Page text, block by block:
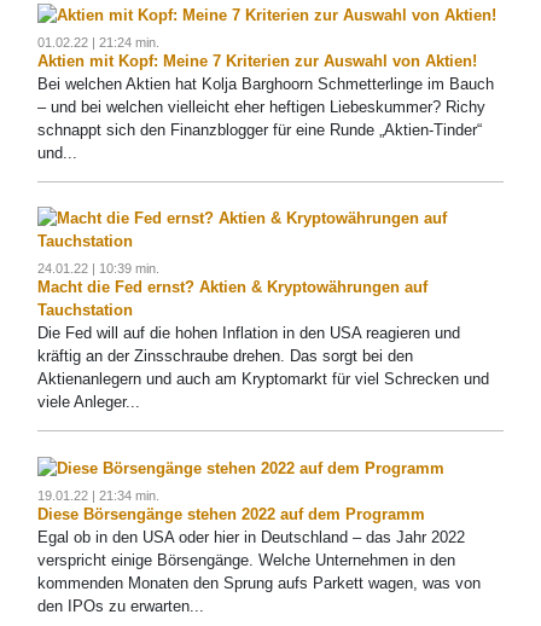
01.02.22 | 21:24 min.
Aktien mit Kopf: Meine 7 Kriterien zur Auswahl von Aktien!
Bei welchen Aktien hat Kolja Barghoorn Schmetterlinge im Bauch
– und bei welchen vielleicht eher heftigen Liebeskummer? Richy
schnappt sich den Finanzblogger für eine Runde „Aktien-Tinder“
und...
24.01.22 | 10:39 min.
Macht die Fed ernst? Aktien & Kryptowährungen auf
Tauchstation
Die Fed will auf die hohen Inflation in den USA reagieren und
kräftig an der Zinsschraube drehen. Das sorgt bei den
Aktienanlegern und auch am Kryptomarkt für viel Schrecken und
viele Anleger...
19.01.22 | 21:34 min.
Diese Börsengänge stehen 2022 auf dem Programm
Egal ob in den USA oder hier in Deutschland – das Jahr 2022
verspricht einige Börsengänge. Welche Unternehmen in den
kommenden Monaten den Sprung aufs Parkett wagen, was von
den IPOs zu erwarten...